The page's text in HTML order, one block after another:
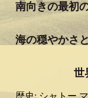
南向きの最初
海の穏やかさ
世
歴史: シャトー